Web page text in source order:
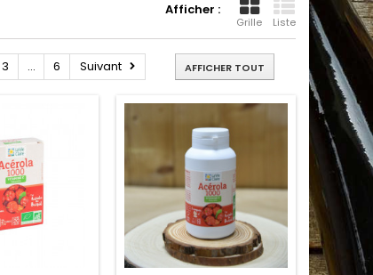
Afficher :
Grille Liste
3 ... 6 Suivant AFFICHER TOUT